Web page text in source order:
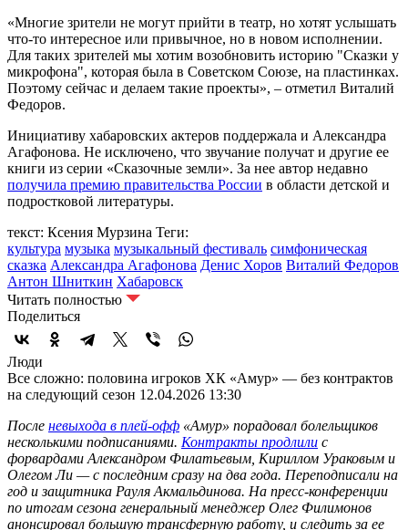
«Многие зрители не могут прийти в театр, но хотят услышать
что-то интересное или привычное, но в новом исполнении.
Для таких зрителей мы хотим возобновить историю "Сказки у
микрофона", которая была в Советском Союзе, на пластинках.
Поэтому сейчас и делаем такие проекты», – отметил Виталий
Федоров.
Инициативу хабаровских актеров поддержала и Александра
Агафонова. Не исключено, что звучание получат и другие ее
книги из серии «Сказочные земли». За нее автор недавно
получила премию правительства России в области детской и
подростковой литературы.
текст: Ксения Мурзина Теги:
культура музыка музыкальный фестиваль симфоническая
сказка Александра Агафонова Денис Хоров Виталий Федоров
Антон Шниткин Хабаровск
Читать полностью
Поделиться
Люди
Все сложно: половина игроков ХК «Амур» — без контрактов
на следующий сезон 12.04.2026 13:30
После невыхода в плей-офф «Амур» порадовал болельщиков
несколькими подписаниями. Контракты продлили с
форвардами Александром Филатьевым, Кириллом Ураковым и
Олегом Ли — с последним сразу на два года. Переподписали на
год и защитника Рауля Акмальдинова. На пресс-конференции
по итогам сезона генеральный менеджер Олег Филимонов
анонсировал большую трансферную работу, и следить за ее